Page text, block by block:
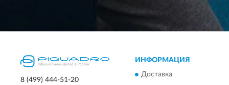
8 (499) 444-51-20
ИНФОРМАЦИЯ
Доставка